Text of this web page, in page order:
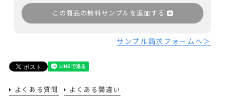
この商品の無料サンプルを追加する
サンプル請求フォームへ＞
よくある質問 よくある間違い